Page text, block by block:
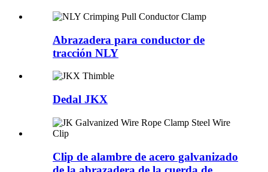
Abrazadera para conductor de
tracción NLY
Dedal JKX
Clip de alambre de acero galvanizado